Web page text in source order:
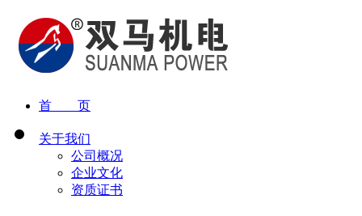
首 页
关于我们
公司概况
企业文化
资质证书